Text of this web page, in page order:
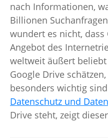
nach Informationen,
Billionen
wundert es nicht, dass
Angebot des
weltweit äußert
Google Drive
besonders wichtig
Datenschutz und
Drive steht, zeigt